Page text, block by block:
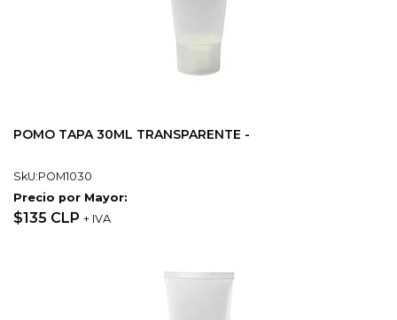
POMO TAPA 30ML TRANSPARENTE -
SkU:POM1030
Precio por Mayor:
$135 CLP + IVA